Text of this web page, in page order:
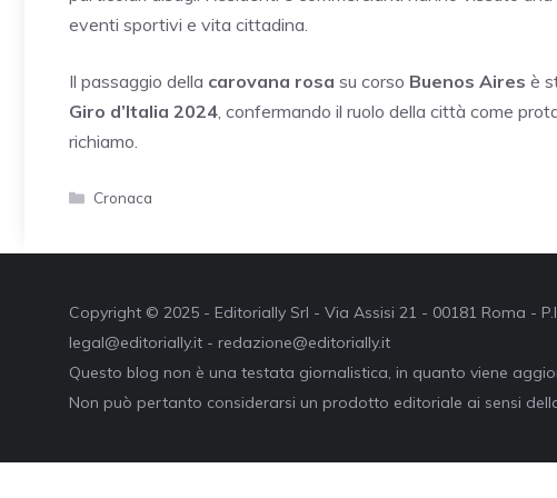
eventi sportivi e vita cittadina.
Il passaggio della carovana rosa su corso Buenos Aires è
Giro d’Italia 2024 , confermando il ruolo della città come
richiamo.
Categorie
Cronaca
Copyright © 2025 - Editorially Srl - Via Assisi 21 - 00181 Roma -
legal@editorially.it - redazione@editorially.it
Questo blog non è una testata giornalistica, in quanto viene
Non può pertanto considerarsi un prodotto editoriale ai sensi